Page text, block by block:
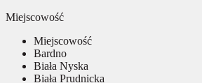
Miejscowość
Miejscowość
Bardno
Biała Nyska
Biała Prudnicka